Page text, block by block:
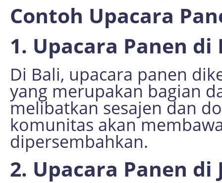
Contoh Upacara
1. Upacara Panen
Di Bali, upacara panen
yang merupakan bagian
melibatkan sesajen dan
komunitas akan
dipersembahkan.
2. Upacara Panen di